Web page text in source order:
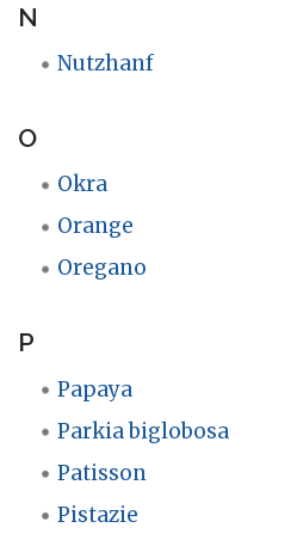
N
Nutzhanf
O
Okra
Orange
Oregano
P
Papaya
Parkia biglobosa
Patisson
Pistazie